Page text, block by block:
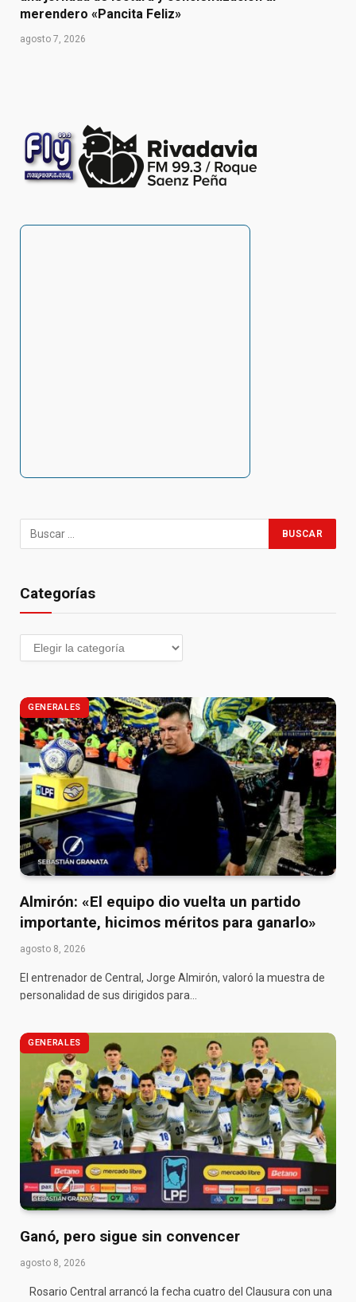
merendero «Pancita Feliz»
agosto 7, 2026
Categorías
GENERALES
Almirón: «El equipo dio vuelta un partido
importante, hicimos méritos para ganarlo»
agosto 8, 2026
El entrenador de Central, Jorge Almirón, valoró la muestra de
personalidad de sus dirigidos para…
GENERALES
Ganó, pero sigue sin convencer
agosto 8, 2026
Rosario Central arrancó la fecha cuatro del Clausura con una